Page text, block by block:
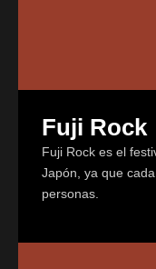
Fuji Rock
Fuji Rock es el
Japón, ya que
personas.